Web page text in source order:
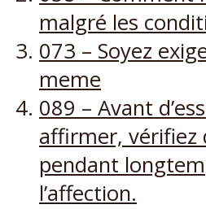
malgré les
073 – Soyez
meme
089 – Avant
affirmer, vérifiez
pendant
l’affection.